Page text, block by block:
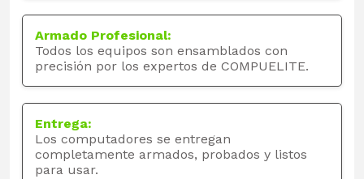
Armado Profesional:
Todos los equipos son ensamblados con
precisión por los expertos de COMPUELITE.
Entrega:
Los computadores se entregan
completamente armados, probados y listos
para usar.